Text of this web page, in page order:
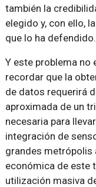
también la
elegido y, con ello,
que lo ha defendido.
Y este problema no
recordar que la
de datos requerirá
aproximada de un
necesaria para
integración de
grandes metrópolis
económica de este
utilización masiva